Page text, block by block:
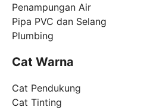
Penampungan Air
Pipa PVC dan Selang
Plumbing
Cat Warna
Cat Pendukung
Cat Tinting